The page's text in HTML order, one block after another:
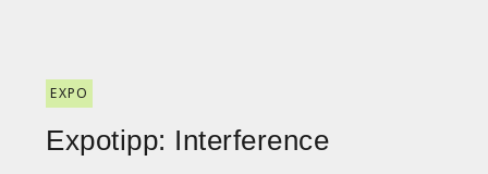
EXPO
Expotipp: Interference